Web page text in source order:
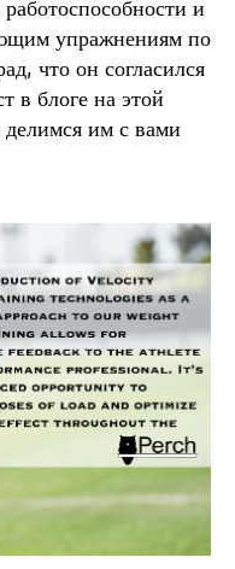
и
упражнениям по
что он согласился
в блоге на этой
им с вами